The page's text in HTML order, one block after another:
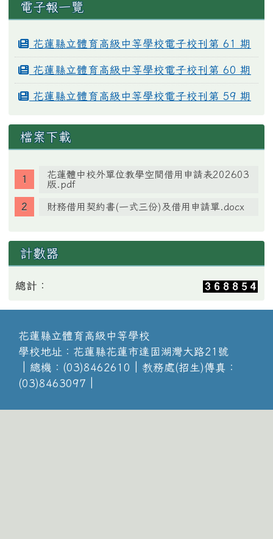
電子報一覽
花蓮縣立體育高級中等學校電子校刊第 61 期
花蓮縣立體育高級中等學校電子校刊第 60 期
花蓮縣立體育高級中等學校電子校刊第 59 期
檔案下載
花蓮體中校外單位教學空間借用申請表202603
版.pdf
財務借用契約書(一式三份)及借用申請單.docx
計數器
總計：
花蓮縣立體育高級中等學校
學校地址：花蓮縣花蓮市達固湖灣大路21號
│總機：(03)8462610│教務處(招生)傳真：
(03)8463097│